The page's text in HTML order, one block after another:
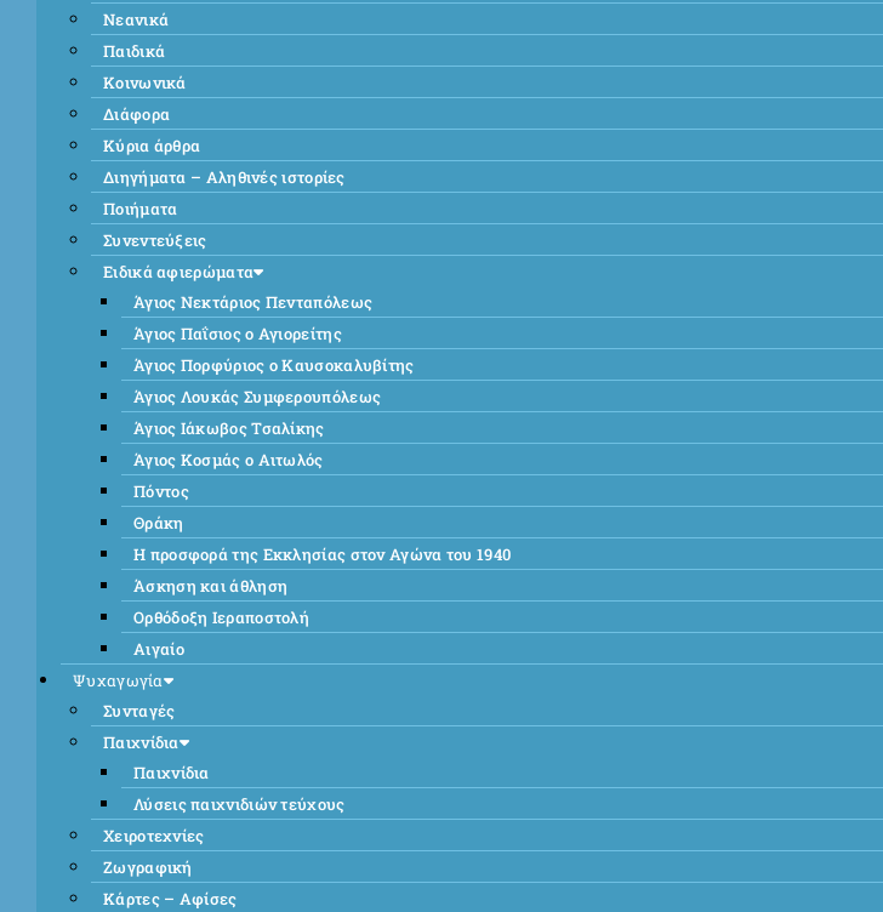
Νεανικά
Παιδικά
Κοινωνικά
Διάφορα
Κύρια άρθρα
Διηγήματα – Αληθινές ιστορίες
Ποιήματα
Συνεντεύξεις
Ειδικά αφιερώματα
Άγιος Νεκτάριος Πενταπόλεως
Άγιος Παΐσιος ο Αγιορείτης
Άγιος Πορφύριος ο Καυσοκαλυβίτης
Άγιος Λουκάς Συμφερουπόλεως
Άγιος Ιάκωβος Τσαλίκης
Άγιος Κοσμάς ο Αιτωλός
Πόντος
Θράκη
Η προσφορά της Εκκλησίας στον Αγώνα του 1940
Άσκηση και άθληση
Ορθόδοξη Ιεραποστολή
Αιγαίο
Ψυχαγωγία
Συνταγές
Παιχνίδια
Παιχνίδια
Λύσεις παιχνιδιών τεύχους
Χειροτεχνίες
Ζωγραφική
Κάρτες – Αφίσες